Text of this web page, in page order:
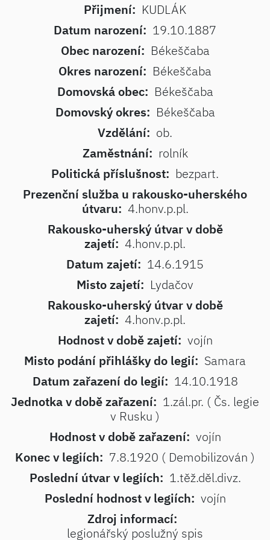
Přijmení: KUDLÁK
Datum narození: 19.10.1887
Obec narození: Békeščaba
Okres narození: Békeščaba
Domovská obec: Békeščaba
Domovský okres: Békeščaba
Vzdělání: ob.
Zaměstnání: rolník
Politická příslušnost: bezpart.
Prezenční služba u rakousko-uherského
útvaru: 4.honv.p.pl.
Rakousko-uherský útvar v době
zajetí: 4.honv.p.pl.
Datum zajetí: 14.6.1915
Misto zajetí: Lydačov
Rakousko-uherský útvar v době
zajetí: 4.honv.p.pl.
Hodnost v době zajetí: vojín
Misto podání přihlášky do legií: Samara
Datum zařazení do legií: 14.10.1918
Jednotka v době zařazení: 1.zál.pr. ( Čs. legie
v Rusku )
Hodnost v době zařazení: vojín
Konec v legiích: 7.8.1920 ( Demobilizován )
Poslední útvar v legiích: 1.těž.děl.divz.
Poslední hodnost v legiích: vojín
Zdroj informací:
legionářský poslužný spis